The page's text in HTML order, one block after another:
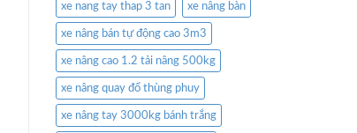
xe nang tay thap 3 tan xe nâng bàn
xe nâng bán tự động cao 3m3
xe nâng cao 1.2 tải nâng 500kg
xe nâng quay đổ thùng phuy
xe nâng tay 3000kg bánh trắng